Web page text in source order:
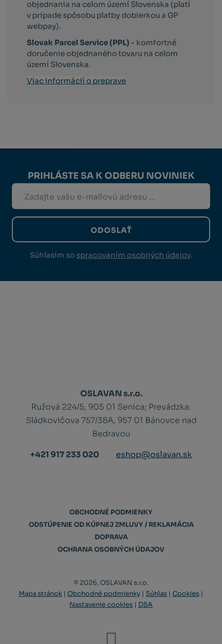
objednania na celom území Slovenska (platí
v prípade spôsobu platby dobierkou a GP
webpay).
Slovak Parcel Service (PPL) - komfortné
doručenie objednaného tovaru na celom
území Slovenska.
Viac informácií o preprave
PRIHLÁSTE SA K ODBERU NOVINIEK
ODOSLAŤ
Súhlasím so spracovaním osobných údajov.
OSLAVAN s.r.o.
Ružová 224/5, 905 01 Senica; Prevádzka:
Sládkovičova 757/38A, 957 01 Bánovce nad
Bedravou
+421 917 233 020
eshop@oslavan.sk
OBCHODNÉ PODMIENKY
ODSTÚPENIE OD KÚPNEJ ZMLUVY / REKLAMÁCIA
DOPRAVA
OCHRANA OSOBNÝCH ÚDAJOV
© 2026, OSLAVAN s.r.o.
Mapa stránok | Obchodné podmienky | Súhlas | Cookies |
Nastavenie cookies | DSA